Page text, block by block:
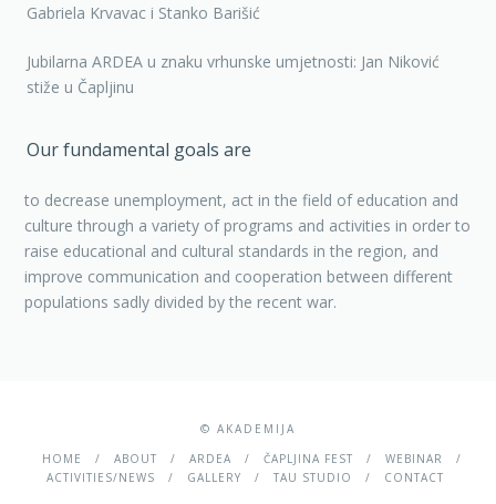
Gabriela Krvavac i Stanko Barišić
Jubilarna ARDEA u znaku vrhunske umjetnosti: Jan Niković
stiže u Čapljinu
Our fundamental goals are
to decrease unemployment, act in the field of education and
culture through a variety of programs and activities in order to
raise educational and cultural standards in the region, and
improve communication and cooperation between different
populations sadly divided by the recent war.
© AKADEMIJA
HOME
ABOUT ARDEA ČAPLJINA FEST
WEBINAR
ACTIVITIES/NEWS
GALLERY TAU STUDIO CONTACT